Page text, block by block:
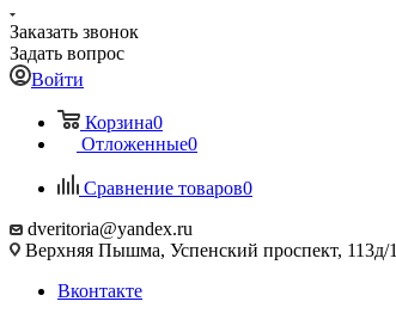
Заказать звонок
Задать вопрос
Войти
Корзина0
Отложенные0
Сравнение товаров0
dveritoria@yandex.ru
Верхняя Пышма, Успенский проспект, 113д/1
Вконтакте